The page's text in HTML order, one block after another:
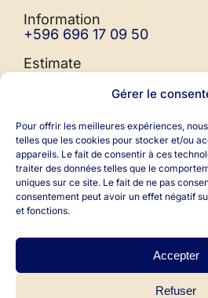
Gérer le
Pour offrir les meilleures expériences,
telles que les cookies pour stocker et/ou
appareils. Le fait de consentir à ces
traiter des données telles que le
uniques sur ce site. Le fait de ne pas
consentement peut avoir un effet négatif
et fonctions.
Accepter
Refuser
Information
+596 696 17 09 50
Estimate
All rights reserved -
Mentions Légales|